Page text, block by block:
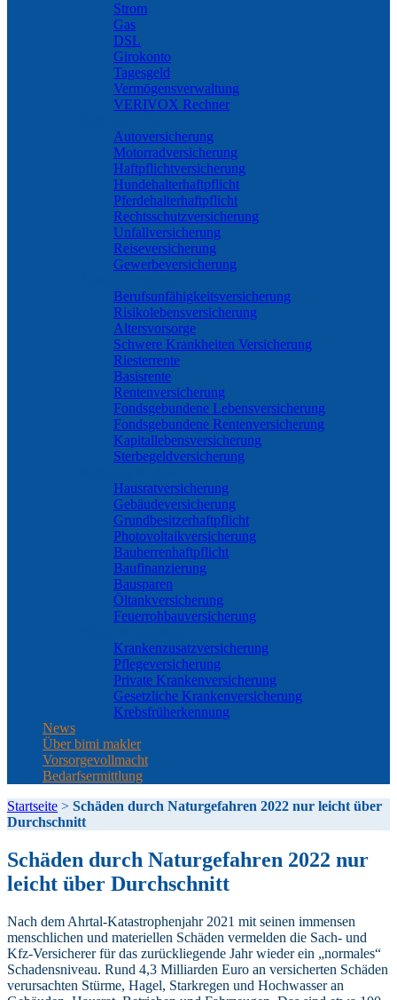
Strom
Gas
DSL
Girokonto
Tagesgeld
Vermögensverwaltung
VERIVOX Rechner
Autoversicherung
Motorradversicherung
Haftpflichtversicherung
Hundehalterhaftpflicht
Pferdehalterhaftpflicht
Rechtsschutzversicherung
Unfallversicherung
Reiseversicherung
Gewerbeversicherung
Berufs­unfähigkeitsversicherung
Risikolebensversicherung
Altersvorsorge
Schwere Krankheiten Versicherung
Riesterrente
Basisrente
Rentenversicherung
Fondsgebundene Lebensversicherung
Fondsgebundene Rentenversicherung
Kapitallebensversicherung
Sterbegeldversicherung
Hausratversicherung
Gebäudeversicherung
Grundbesitzerhaftpflicht
Photovoltaikversicherung
Bauherrenhaftpflicht
Baufinanzierung
Bausparen
Öltankversicherung
Feuerrohbauversicherung
Krankenzusatzversicherung
Pflegeversicherung
Private Krankenversicherung
Gesetzliche Krankenversicherung
Krebsfrüherkennung
News
Über bimi makler
Vorsorgevollmacht
Bedarfsermittlung
Startseite > Schäden durch Naturgefahren 2022 nur leicht über
Durchschnitt
Schäden durch Naturgefahren 2022 nur
leicht über Durchschnitt
Nach dem Ahrtal-Katastrophenjahr 2021 mit seinen immensen
menschlichen und materiellen Schäden vermelden die Sach- und
Kfz-Versicherer für das zurückliegende Jahr wieder ein „normales“
Schadensniveau. Rund 4,3 Milliarden Euro an versicherten Schäden
verursachten Stürme, Hagel, Starkregen und Hochwasser an